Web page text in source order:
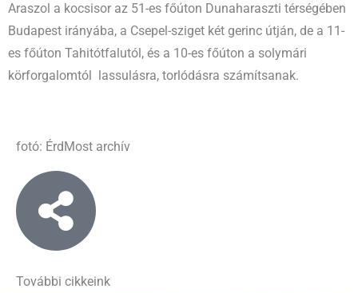
Araszol a kocsisor az 51-es főúton Dunaharaszti térségében
Budapest irányába, a Csepel-sziget két gerinc útján, de a 11-
es főúton Tahitótfalutól, és a 10-es főúton a solymári
körforgalomtól lassulásra, torlódásra számítsanak.
fotó: ÉrdMost archív
További cikkeink